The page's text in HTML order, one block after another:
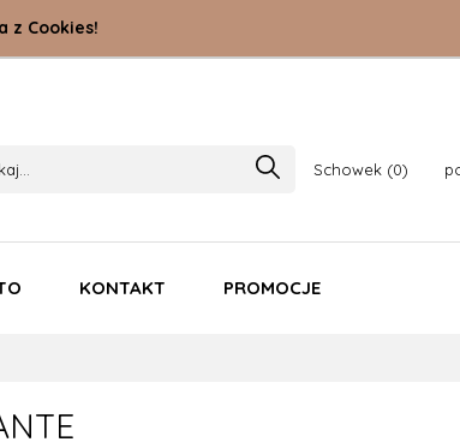
z Cookies!
Schowek
KONTAKT PROMOCJE